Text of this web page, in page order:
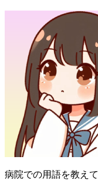
病院での用語を教えて